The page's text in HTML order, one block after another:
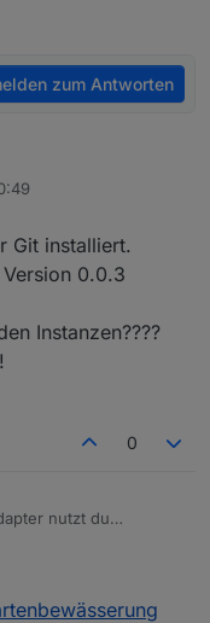
zum Antworten
Git installiert.
0.0.3
Instanzen????
0
nutzt du